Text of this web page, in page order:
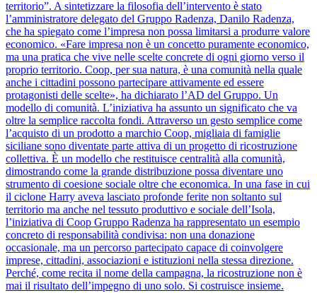
territorio”. A sintetizzare la filosofia dell’intervento è stato
l’amministratore delegato del Gruppo Radenza, Danilo Radenza,
che ha spiegato come l’impresa non possa limitarsi a produrre valore
economico. «Fare impresa non è un concetto puramente economico,
ma una pratica che vive nelle scelte concrete di ogni giorno verso il
proprio territorio. Coop, per sua natura, è una comunità nella quale
anche i cittadini possono partecipare attivamente ed essere
protagonisti delle scelte», ha dichiarato l’AD del Gruppo. Un
modello di comunità. L’iniziativa ha assunto un significato che va
oltre la semplice raccolta fondi. Attraverso un gesto semplice come
l’acquisto di un prodotto a marchio Coop, migliaia di famiglie
siciliane sono diventate parte attiva di un progetto di ricostruzione
collettiva. È un modello che restituisce centralità alla comunità,
dimostrando come la grande distribuzione possa diventare uno
strumento di coesione sociale oltre che economica. In una fase in cui
il ciclone Harry aveva lasciato profonde ferite non soltanto sul
territorio ma anche nel tessuto produttivo e sociale dell’Isola,
l’iniziativa di Coop Gruppo Radenza ha rappresentato un esempio
concreto di responsabilità condivisa: non una donazione
occasionale, ma un percorso partecipato capace di coinvolgere
imprese, cittadini, associazioni e istituzioni nella stessa direzione.
Perché, come recita il nome della campagna, la ricostruzione non è
mai il risultato dell’impegno di uno solo. Si costruisce insieme.